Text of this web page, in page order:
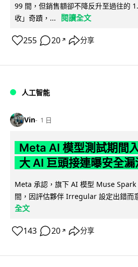
99 間，但銷售額卻不降反升至過往的
收」奇蹟，...
閱讀全文
255 20 ↗ 分享
人工智能
Vin 1 日
Meta AI 模型測試期間
大 AI 巨頭接連曝安全漏
Meta 承認，旗下 AI 模型 Muse Spark
間，因評估夥伴 Irregular 設定出錯而
全文
143 20 ↗ 分享